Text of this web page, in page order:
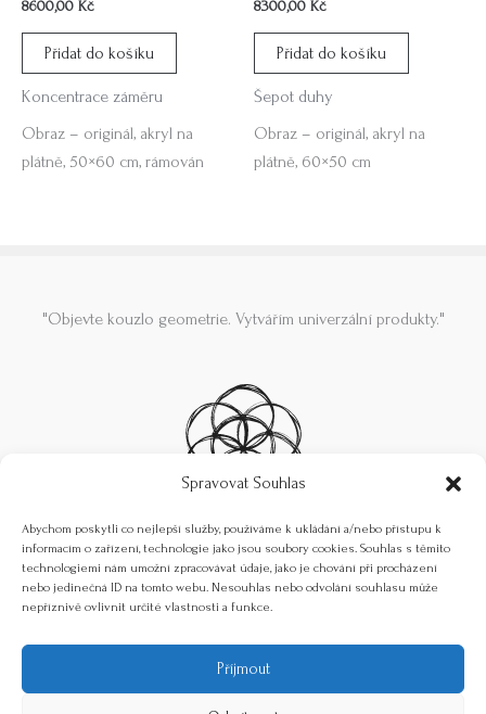
Spravovat Souhlas
Abychom poskytli co nejlepší služby, používáme k ukládání a/nebo přístupu k
informacím o zařízení, technologie jako jsou soubory cookies. Souhlas s těmito
technologiemi nám umožní zpracovávat údaje, jako je chování při procházení
nebo jedinečná ID na tomto webu. Nesouhlas nebo odvolání souhlasu může
nepříznivě ovlivnit určité vlastnosti a funkce.
Příjmout
8600,00 Kč
Přidat do košíku
Koncentrace záměru
Obraz – originál, akryl na
plátně, 50×60 cm, rámován
8300,00 Kč
Přidat do košíku
Šepot duhy
Obraz – originál, akryl na
plátně, 60×50 cm
"Objevte kouzlo geometrie. Vytvářím univerzální produkty."
Obchodní podmínky
Všeobecné podmínky pro příměstské tábory
Doprava a platba
Zásady ochrany osobních údajů